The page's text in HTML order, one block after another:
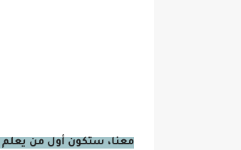
معنا، ستكون أول من يعلم